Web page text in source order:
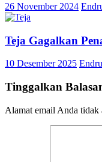
26 November 2024
Teja Gagalkan
10 Desember 2025
Tinggalkan
Alamat email Anda